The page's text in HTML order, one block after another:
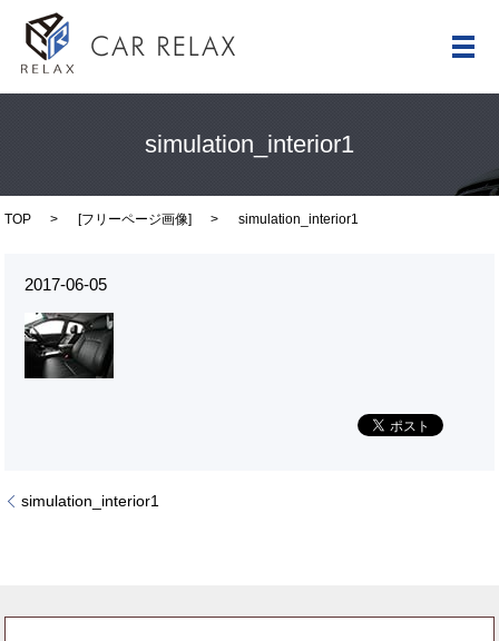
メ
simulation_interior1
TOP [フリーページ画像] simulation_interior1
2017-06-05
simulation_interior1